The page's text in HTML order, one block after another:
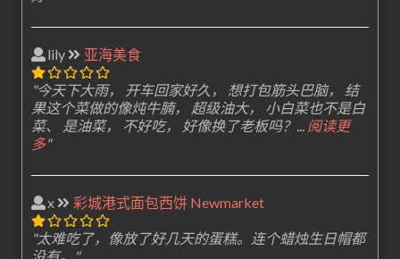
lily 亚海美食
"今天下大雨， 开车回家好久， 想打包筋头巴脑， 结
果这个菜做的像炖牛腩， 超级油大， 小白菜也不是白
菜、 是油菜， 不好吃， 好像换了老板吗？...
阅读更
多"
x 彩城港式面包西饼 Newmarket
"太难吃了，像放了好几天的蛋糕。连个蜡烛生日帽都
没有。"